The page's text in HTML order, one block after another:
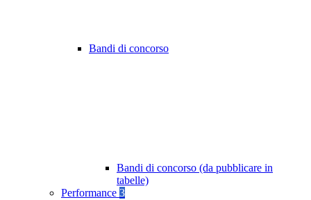
Bandi di concorso
Bandi di concorso (da pubblicare in
tabelle)
Performance 3